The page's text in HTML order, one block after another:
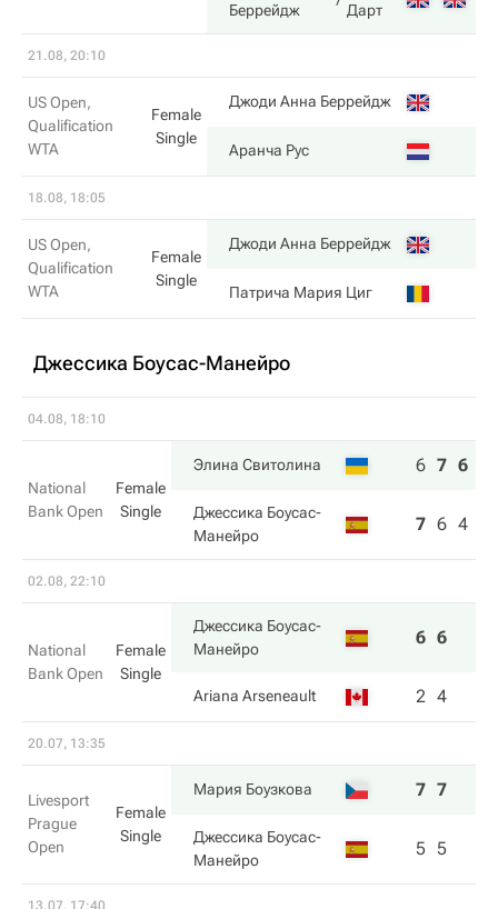
Беррейдж
Дарт
21.08, 20:10
US Open,
Qualification
WTA
Female
Single
Джоди Анна Беррейдж
Аранча Рус
18.08, 18:05
US Open,
Qualification
WTA
Female
Single
Джоди Анна Беррейдж
Патрича Мария Циг
Джессика Боусас-Манейро
04.08, 18:10
National
Bank Open
Female
Single
Элина Свитолина 6 7 6
Джессика Боусас-
Манейро
7 6 4
02.08, 22:10
National
Bank Open
Female
Single
Джессика Боусас-
Манейро
6 6
Ariana Arseneault 2 4
20.07, 13:35
Livesport
Prague
Open
Female
Single
Мария Боузкова 7 7
Джессика Боусас-
Манейро
5 5
13.07, 17:40